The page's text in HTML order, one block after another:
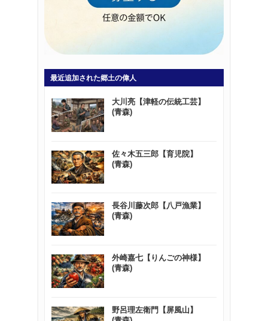
最近追加された郷土の偉人
大川亮【津軽の伝統工芸】
(青森)
佐々木五三郎【育児院】
(青森)
長谷川藤次郎【八戸漁業】
(青森)
外崎嘉七【りんごの神様】
(青森)
野呂理左衛門【屏風山】